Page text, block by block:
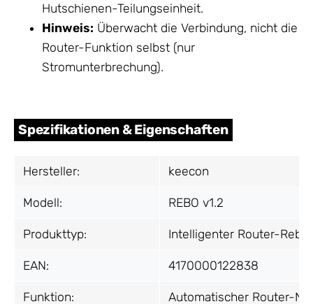
Hutschienen-Teilungseinheit.
Hinweis: Überwacht die Verbindung, nicht die
Router-Funktion selbst (nur
Stromunterbrechung).
Spezifikationen & Eigenschaften
Hersteller: keecon
Modell: REBO v1.2
Produkttyp: Intelligenter Router-
EAN: 4170000122838
Funktion: Automatischer Router-